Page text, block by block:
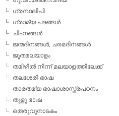
ഗ്രന്ഥലിപി
ഗ്രാമ്യ പദങ്ങള്‍
ചിഹ്നങ്ങള്‍
ജന്മദിനങ്ങള്‍, ചരമദിനങ്ങള്‍
ജൂതമലയാളം
തമിഴില്‍ നിന്ന് മലയാളത്തിലേക്ക്
തലശേരി ഭാഷ
താരതമ്യ ഭാഷാശാസ്ത്രപഠനം
തുളു ഭാഷ
തെരുവുനാടകം